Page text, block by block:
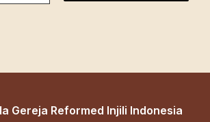
Gereja Reformed Injili Indonesia